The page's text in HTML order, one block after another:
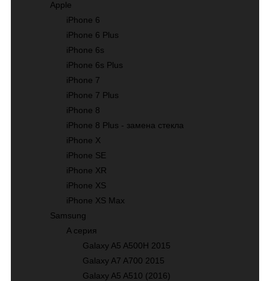
Apple
iPhone 6
iPhone 6 Plus
iPhone 6s
iPhone 6s Plus
iPhone 7
iPhone 7 Plus
iPhone 8
iPhone 8 Plus - замена стекла
iPhone X
iPhone SE
iPhone XR
iPhone XS
iPhone XS Max
Samsung
A серия
Galaxy A5 A500H 2015
Galaxy A7 A700 2015
Galaxy A5 A510 (2016)